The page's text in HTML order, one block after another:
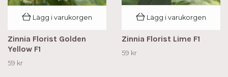
Lägg i varukorgen
Zinnia Florist Golden
Yellow F1
59 kr
Lägg i varukorgen
Zinnia Florist Lime F1
59 kr